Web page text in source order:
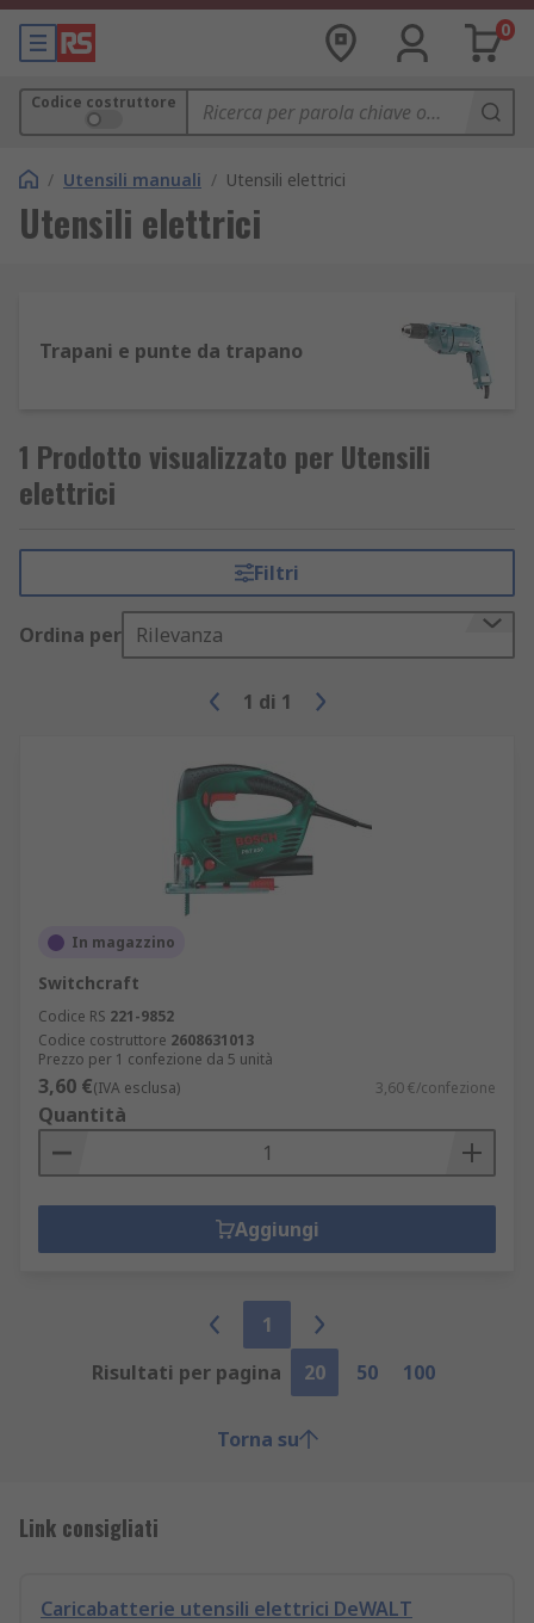
0
Codice costruttore
/ Utensili manuali / Utensili elettrici
Utensili elettrici
Trapani e punte da trapano
1 Prodotto visualizzato per Utensili
elettrici
Filtri
Ordina per Rilevanza
1 di 1
In magazzino
Switchcraft
Codice RS 221-9852
Codice costruttore 2608631013
Prezzo per 1 confezione da 5 unità
3,60 €(IVA esclusa) 3,60 €/confezione
Quantità
Aggiungi
1
Risultati per pagina
20 50 100
Torna su
Link consigliati
Caricabatterie utensili elettrici DeWALT